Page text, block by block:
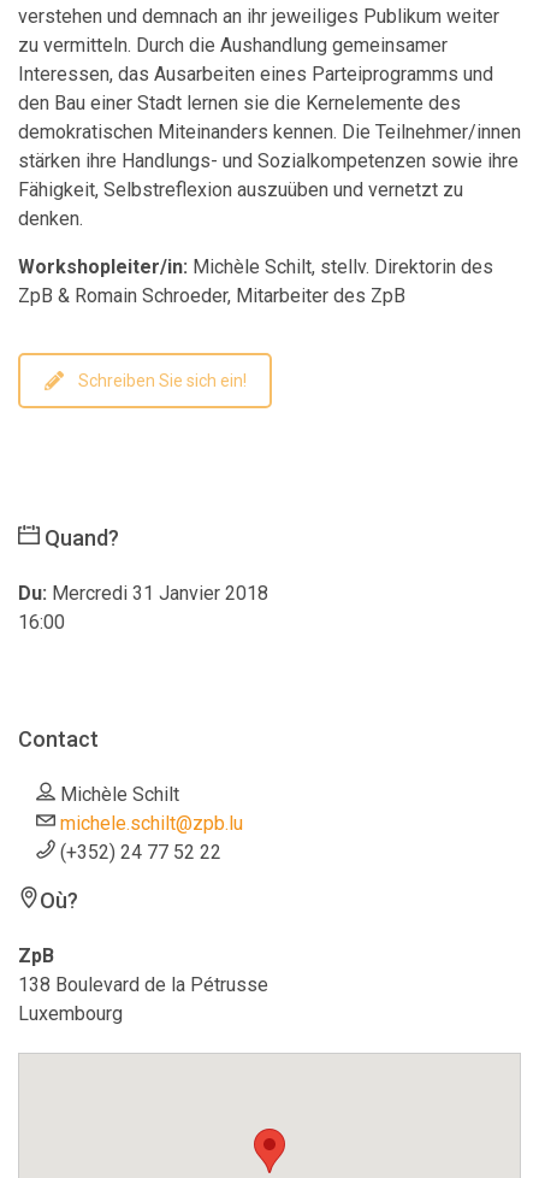
verstehen und demnach an ihr jeweiliges Publikum weiter
zu vermitteln. Durch die Aushandlung gemeinsamer
Interessen, das Ausarbeiten eines Parteiprogramms und
den Bau einer Stadt lernen sie die Kernelemente des
demokratischen Miteinanders kennen. Die Teilnehmer/innen
stärken ihre Handlungs- und Sozialkompetenzen sowie ihre
Fähigkeit, Selbstreflexion auszuüben und vernetzt zu
denken.
Workshopleiter/in: Michèle Schilt, stellv. Direktorin des
ZpB & Romain Schroeder, Mitarbeiter des ZpB
Schreiben Sie sich ein!
Quand?
Du: Mercredi 31 Janvier 2018
16:00
Contact
Michèle Schilt
michele.schilt@zpb.lu
(+352) 24 77 52 22
Où?
ZpB
138 Boulevard de la Pétrusse
Luxembourg